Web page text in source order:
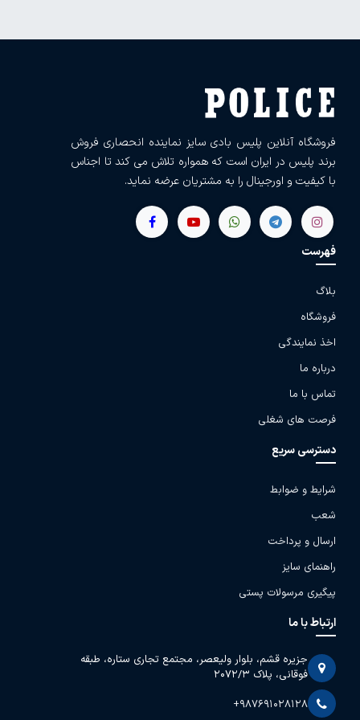
فروشگاه آنلاین پلیس بادی سایز نماینده انحصاری فروش
برند پلیس در ایران است که همواره تلاش می کند تا اجناس
با کیفیت و اورجینال را به مشتریان عرضه نماید.
فهرست
بلاگ
فروشگاه
اخذ نمایندگی
درباره ما
تماس با ما
فرصت های شغلی
دسترسی سریع
شرایط و ضوابط
شعب
ارسال و پرداخت
راهنمای سایز
پیگیری مرسولات پستی
ارتباط با ما
جزیره قشم، بلوار ولیعصر، مجتمع تجاری ستاره، طبقه
فوقانی، پلاک 2072/3
+987691028128